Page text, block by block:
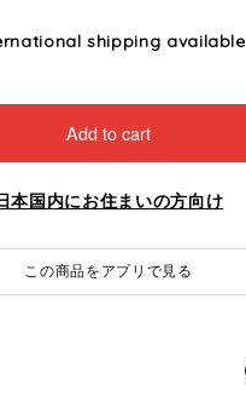
shipping available
Add to cart
本国内にお住まいの方向け
この商品をアプリで見る